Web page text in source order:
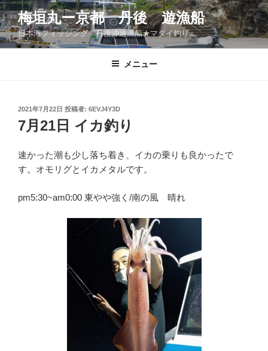
コ
ン
テ
ン
梅垣丸ー京都 丹後 遊漁船
日本海フィッシング 丹後沖遊漁船★マダイ釣り
メニュー
投
稿
日:
2021年7月22日 投稿者: 6EVJ4Y3D
7月21日 イカ釣り
速かった潮も少し落ち着き、イカの乗りも良かったで
す。オモリグとイカメタルです。
pm5:30~am0:00 東やや強く/南の風 晴れ